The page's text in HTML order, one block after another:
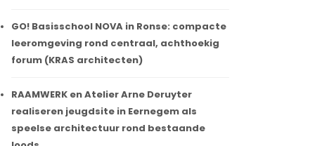
GO! Basisschool NOVA in Ronse: compacte
leeromgeving rond centraal, achthoekig
forum (KRAS architecten)
RAAMWERK en Atelier Arne Deruyter
realiseren jeugdsite in Eernegem als
speelse architectuur rond bestaande